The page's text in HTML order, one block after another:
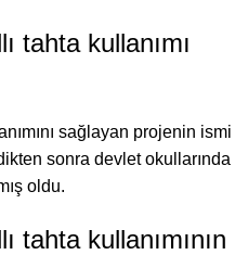
tahta kullanımı
sağlayan projenin ismi
sonra devlet okullarında
oldu.
tahta kullanımının